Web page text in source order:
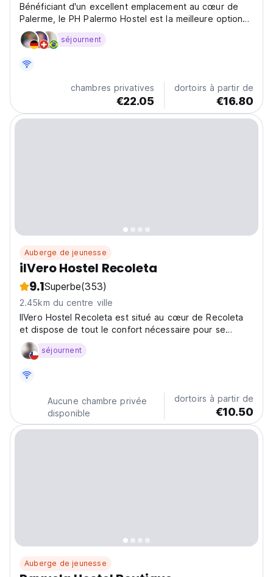
Bénéficiant d'un excellent emplacement au cœur de
Palerme, le PH Palermo Hostel est la meilleure option
pour votre séjour dans la ville animée de Buenos Aires.
séjournent
chambres privatives
€22.05
dortoirs à partir de
€16.80
Auberge de jeunesse
ilVero Hostel Recoleta
9.1Superbe(353)
2.45km du centre ville
IlVero Hostel Recoleta est situé au cœur de Recoleta
et dispose de tout le confort nécessaire pour se
reposer, prendre le petit déjeuner et se détendre.
séjournent
Aucune chambre privée
disponible
dortoirs à partir de
€10.50
Auberge de jeunesse